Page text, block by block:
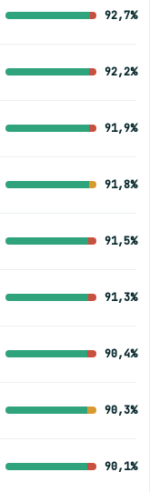
92,7%
92,2%
91,9%
91,8%
91,5%
91,3%
90,4%
90,3%
90,1%